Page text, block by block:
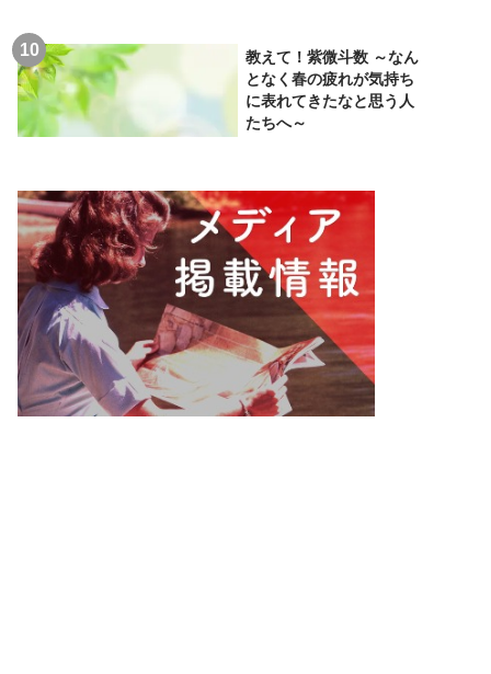
教えて！紫微斗数 ～なん
となく春の疲れが気持ち
に表れてきたなと思う人
たちへ～